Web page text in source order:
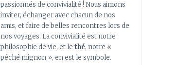
passionnés de convivialité ! Nous aimons
inviter, échanger avec chacun de nos
amis, et faire de belles rencontres lors de
nos voyages. La convivialité est notre
philosophie de vie, et le thé, notre «
péché mignon », en est le symbole.